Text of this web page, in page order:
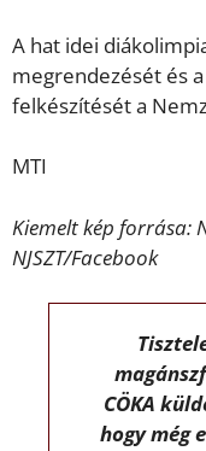
A hat idei
megrendezését és
felkészítését a
MTI
Kiemelt kép forrása:
NJSZT/Facebook
CÖKA
hogy még